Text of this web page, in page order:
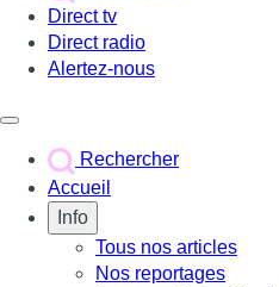
Direct tv
Direct radio
Alertez-nous
Rechercher
Accueil
Info
Tous nos articles
Nos reportages